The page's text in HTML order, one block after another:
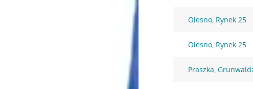
Olesno, Rynek 25
Olesno, Rynek 25
Praszka,